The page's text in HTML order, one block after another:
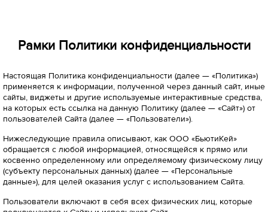
Рамки Политики конфиденциальности
Настоящая Политика конфиденциальности (далее — «Политика»)
применяется к информации, полученной через данный сайт, иные
сайты, виджеты и другие используемые интерактивные средства,
на которых есть ссылка на данную Политику (далее — «Сайт») от
пользователей Сайта (далее — «Пользователи»).
Нижеследующие правила описывают, как ООО «БьютиКей»
обращается с любой информацией, относящейся к прямо или
косвенно определенному или определяемому физическому лицу
(субъекту персональных данных) (далее — «Персональные
данные»), для целей оказания услуг с использованием Сайта.
Пользователи включают в себя всех физических лиц, которые